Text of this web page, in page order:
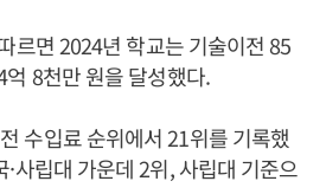
르면 2024년 학교는 기술이전 85
8천만 원을 달성했다.
수입료 순위에서 21위를 기록했
·사립대 가운데 2위, 사립대 기준으